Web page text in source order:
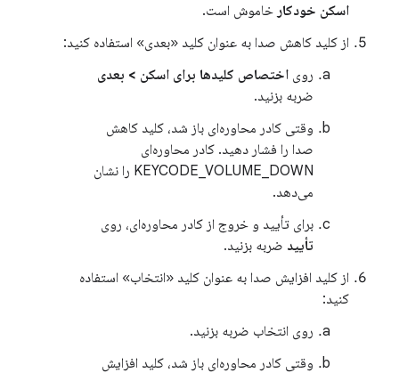
اسکن خودکار خاموش است.
از کلید کاهش صدا به عنوان کلید «بعدی» استفاده کنید:
روی اختصاص کلیدها برای اسکن > بعدی
ضربه بزنید.
وقتی کادر محاوره‌ای باز شد، کلید کاهش
صدا را فشار دهید. کادر محاوره‌ای
KEYCODE_VOLUME_DOWN را نشان
می‌دهد.
برای تأیید و خروج از کادر محاوره‌ای، روی
تأیید ضربه بزنید.
از کلید افزایش صدا به عنوان کلید «انتخاب» استفاده
کنید:
روی انتخاب ضربه بزنید.
وقتی کادر محاوره‌ای باز شد، کلید افزایش